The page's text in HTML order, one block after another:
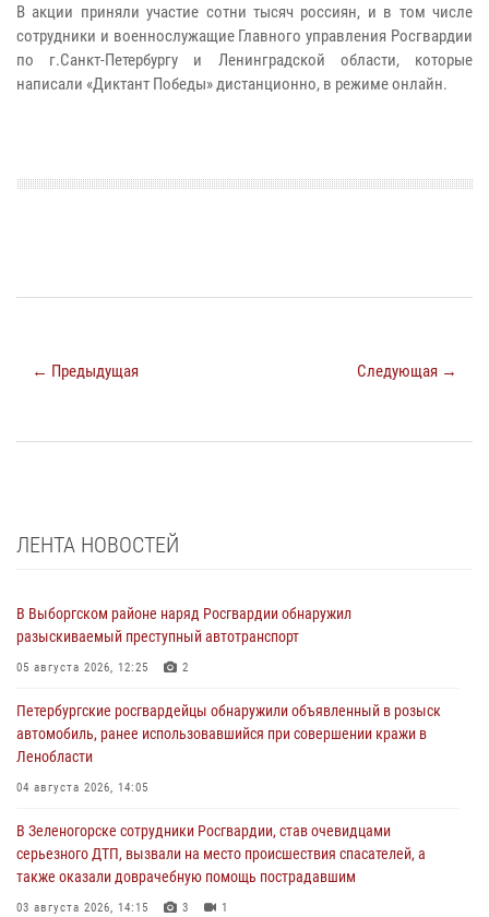
В акции приняли участие сотни тысяч россиян, и в том числе
сотрудники и военнослужащие Главного управления Росгвардии
по г.Санкт-Петербургу и Ленинградской области, которые
написали «Диктант Победы» дистанционно, в режиме онлайн.
← Предыдущая Следующая →
ЛЕНТА НОВОСТЕЙ
В Выборгском районе наряд Росгвардии обнаружил
разыскиваемый преступный автотранспорт
05 августа 2026, 12:25 2
Петербургские росгвардейцы обнаружили объявленный в розыск
автомобиль, ранее использовавшийся при совершении кражи в
Ленобласти
04 августа 2026, 14:05
В Зеленогорске сотрудники Росгвардии, став очевидцами
серьезного ДТП, вызвали на место происшествия спасателей, а
также оказали доврачебную помощь пострадавшим
03 августа 2026, 14:15 3 1